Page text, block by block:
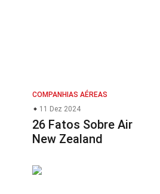
COMPANHIAS AÉREAS
11 Dez 2024
26 Fatos Sobre Air
New Zealand